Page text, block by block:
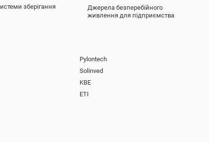
зберігання
Джерела безперебійного
живлення для підприємства
Pylontech
Solinved
KBE
ETI